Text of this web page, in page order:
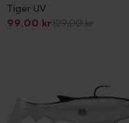
Tiger UV
Pris
99,00 kr
-30,00 kr
Pris